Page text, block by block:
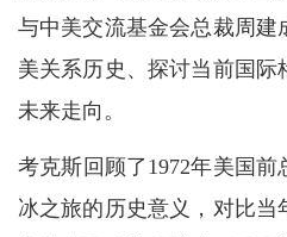
与中美交流基金会总裁周建
美关系历史、探讨当前国
未来走向。
考克斯回顾了1972年美国
冰之旅的历史意义，对比